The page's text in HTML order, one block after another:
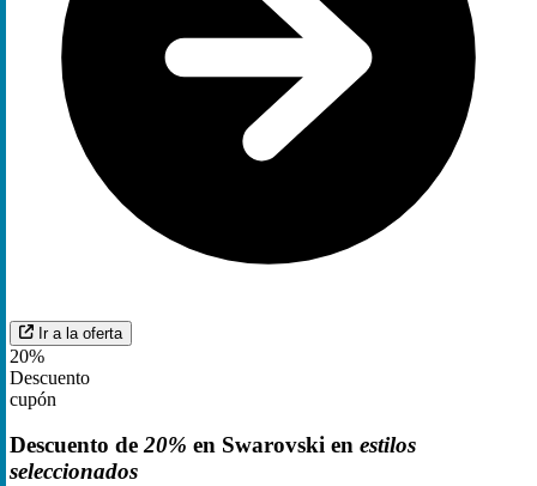
Ir a la oferta
20%
Descuento
cupón
Descuento de20% en Swarovski en estilos
seleccionados